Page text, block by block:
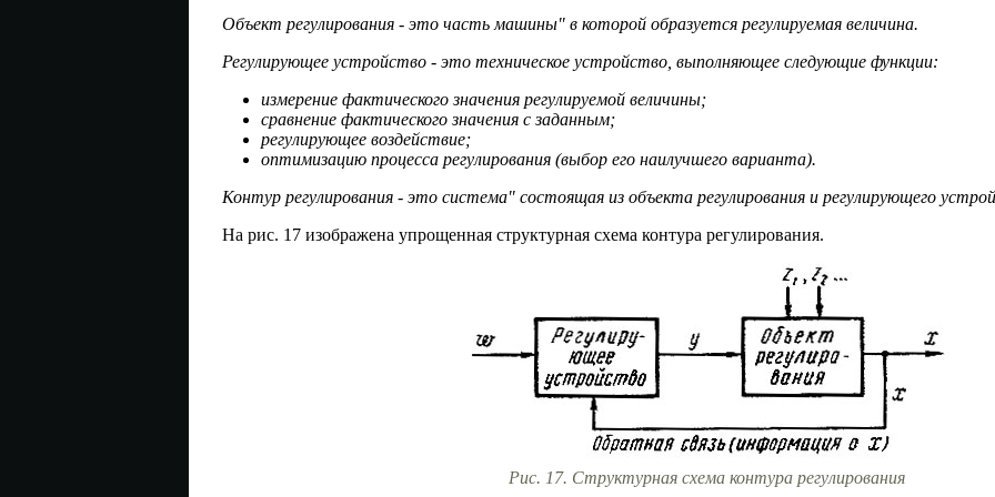
Объект регулирования - это часть машины" в которой образуется регулируемая величина.
Регулирующее устройство - это техническое устройство, выполняющее следующие функции:
измерение фактического значения регулируемой величины;
сравнение фактического значения с заданным;
регулирующее воздействие;
оптимизацию процесса регулирования (выбор его наилучшего варианта).
Контур регулирования - это система" состоящая из объекта регулирования и регулирующего
На рис. 17 изображена упрощенная структурная схема контура регулирования.
Рис. 17. Структурная схема контура регулирования